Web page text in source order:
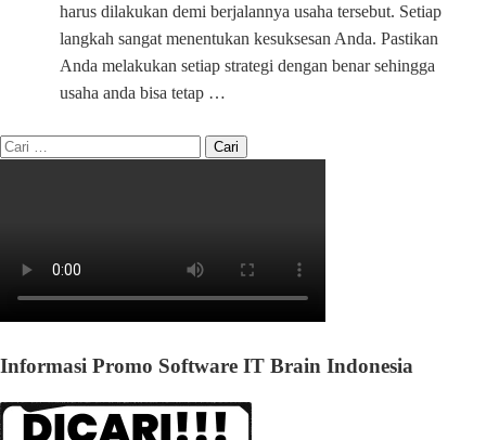
harus dilakukan demi berjalannya usaha tersebut. Setiap
langkah sangat menentukan kesuksesan Anda. Pastikan
Anda melakukan setiap strategi dengan benar sehingga
usaha anda bisa tetap …
Informasi Promo Software IT Brain Indonesia